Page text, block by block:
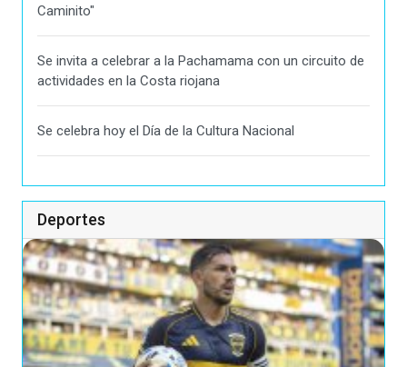
Caminito"
Se invita a celebrar a la Pachamama con un circuito de
actividades en la Costa riojana
Se celebra hoy el Día de la Cultura Nacional
Deportes